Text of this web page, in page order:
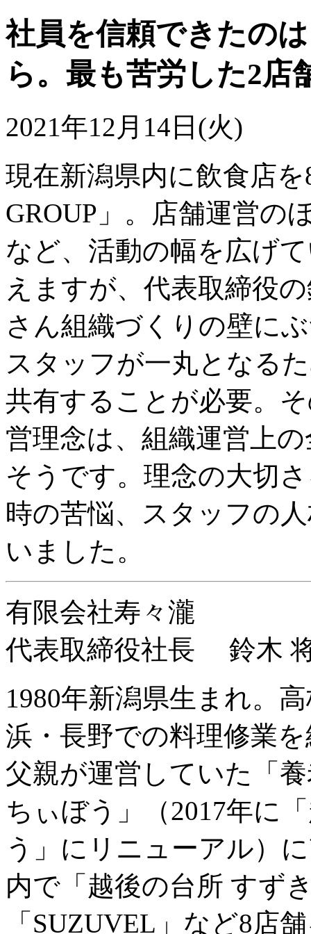
社員を信頼できたの
ら。最も苦労した2店
2021年12月14日(火)
現在新潟県内に飲食店
GROUP」。店舗運営の
など、活動の幅を広げ
えますが、代表取締役
さん組織づくりの壁に
スタッフが一丸となる
共有することが必要。
営理念は、組織運営上
そうです。理念の大切
時の苦悩、スタッフの
いました。
有限会社寿々瀧
代表取締役社長 鈴木
1980年新潟県生まれ。
浜・長野での料理修業
父親が運営していた「
ちぃぼう」（2017年に
う」にリニューアル）
内で「越後の台所 すず
「SUZUVEL」など8店